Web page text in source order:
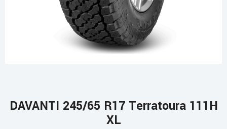
DAVANTI 245/65 R17 Terratoura 111H
XL